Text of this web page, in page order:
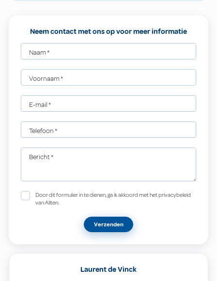
Neem contact met ons op voor meer informatie
Naam*
Voornaam*
E-mail*
Telefoon*
Bericht*
Door dit formulier in te dienen, ga ik akkoord met het privacybeleid
van Allten.
Verzenden
Laurent de Vinck